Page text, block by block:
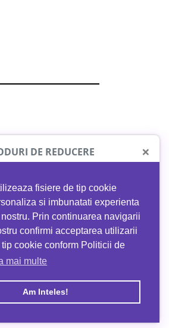
fisiere de tip cookie
si imbunatati experienta
Prin continuarea navigarii
confirmi acceptarea utilizarii
cookie conform Politicii de
mai multe
Am Inteles!
DE REDUCERE ×
MYPROTEIN
40%reducere la orice comandă
folosind codul EATTRACK